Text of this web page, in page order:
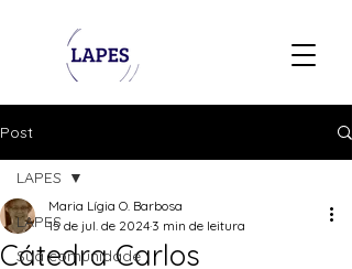
Post
LAPES
Sua comunidade
LAPES
Cátedra Carlos
Maria Lígia O. Barbosa
15 de jul. de 2024 3 min de leitura